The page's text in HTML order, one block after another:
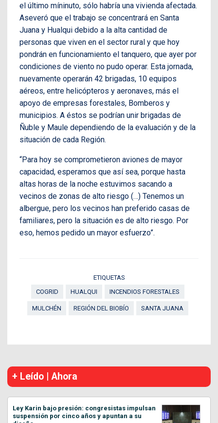
el último míninuto, sólo habría una vivienda afectada.
Aseveró que el trabajo se concentrará en Santa
Juana y Hualqui debido a la alta cantidad de
personas que viven en el sector rural y que hoy
pondrán en funcionamiento el tanquero, que ayer por
condiciones de viento no pudo operar. Esta jornada,
nuevamente operarán 42 brigadas, 10 equipos
aéreos, entre helicópteros y aeronaves, más el
apoyo de empresas forestales, Bomberos y
municipios. A éstos se podrían unir brigadas de
Ñuble y Maule dependiendo de la evaluación y de la
situación de cada Región.
“Para hoy se comprometieron aviones de mayor
capacidad, esperamos que así sea, porque hasta
altas horas de la noche estuvimos sacando a
vecinos de zonas de alto riesgo (…) Tenemos un
albergue, pero los vecinos han preferido casas de
familiares, pero la situación es de alto riesgo. Por
eso, hemos pedido un mayor esfuerzo”.
ETIQUETAS
COGRID
HUALQUI INCENDIOS FORESTALES
MULCHÉN REGIÓN DEL BIOBÍO SANTA JUANA
+ Leído | Ahora
Ley Karin bajo presión: congresistas impulsan
suspensión por cinco años y apuntan a su